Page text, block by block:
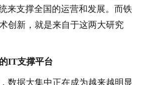
来支撑全国的运营和发展。而铁
创新，就是来自于这两大研究
IT支撑平台
据大集中正在成为越来越明显